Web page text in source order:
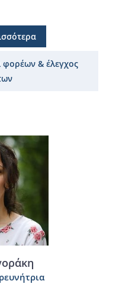
φορέων & έλεγχος